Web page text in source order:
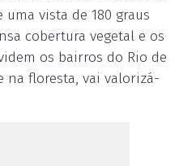
vista de 180 graus
cobertura vegetal e os
os bairros do Rio de
na floresta, vai valorizá-